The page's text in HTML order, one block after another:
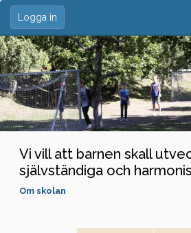
Logga in
Vi vill att barnen skall
självständiga och
Om skolan
Om skolan
Om skolan
Om skolan